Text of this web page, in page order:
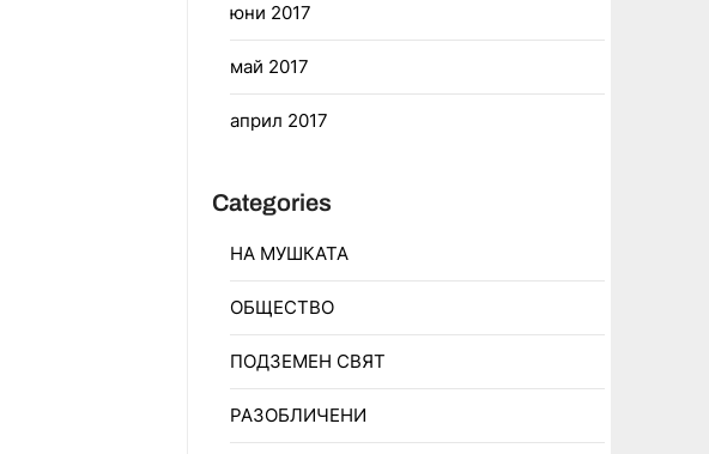
юни 2017
май 2017
април 2017
Categories
НА МУШКАТА
ОБЩЕСТВО
ПОДЗЕМЕН СВЯТ
РАЗОБЛИЧЕНИ